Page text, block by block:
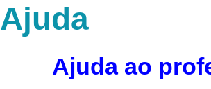
Ajuda
Ajuda ao